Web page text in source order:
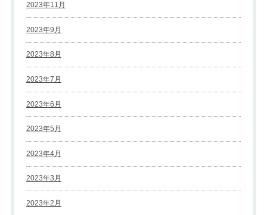
2023年11月
2023年9月
2023年8月
2023年7月
2023年6月
2023年5月
2023年4月
2023年3月
2023年2月